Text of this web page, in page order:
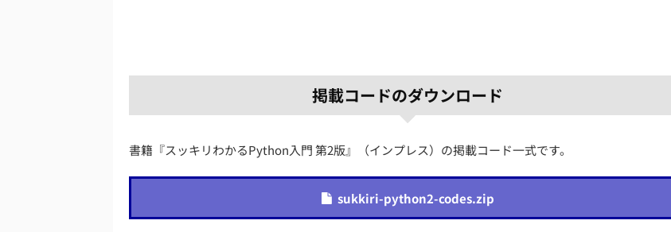
掲載コードのダウンロード
書籍『スッキリわかるPython入門 第2版』（インプレス）の掲載コード一式です。
sukkiri-python2-codes.zip